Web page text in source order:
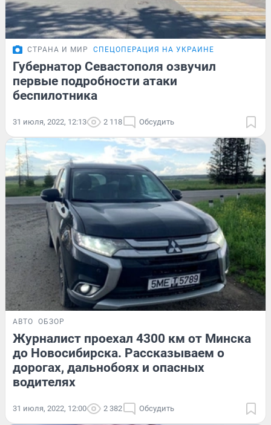
СТРАНА И МИР СПЕЦОПЕРАЦИЯ НА УКРАИНЕ
Губернатор Севастополя озвучил
первые подробности атаки
беспилотника
31 июля, 2022, 12:13 2 118 Обсудить
АВТО ОБЗОР
Журналист проехал 4300 км от Минска
до Новосибирска. Рассказываем о
дорогах, дальнобоях и опасных
водителях
31 июля, 2022, 12:00 2 382 Обсудить